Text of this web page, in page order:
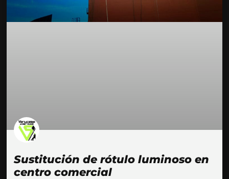
Sustitución de rótulo luminoso en
centro comercial